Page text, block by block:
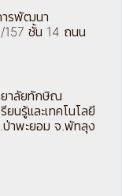
ารพัฒนา
157 ชั้น 14 ถนน
ยาลัยทักษิณ
นรู้และเทคโนโลยี
าพะยอม จ.พัทลุง